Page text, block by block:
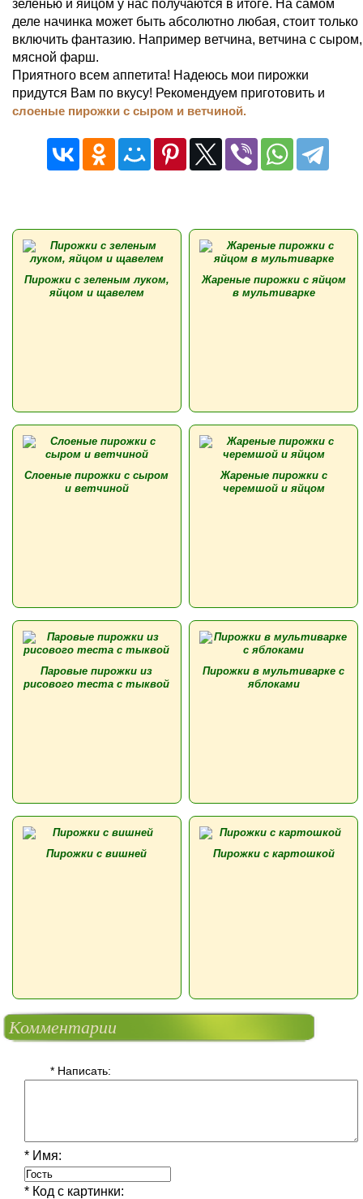
зеленью и яйцом у нас получаются в итоге. На самом
деле начинка может быть абсолютно любая, стоит только
включить фантазию. Например ветчина, ветчина с сыром,
мясной фарш.
Приятного всем аппетита! Надеюсь мои пирожки
придутся Вам по вкусу! Рекомендуем приготовить и
слоеные пирожки с сыром и ветчиной.
Пирожки с зеленым луком,
яйцом и щавелем
Жареные пирожки с яйцом
в мультиварке
Слоеные пирожки с сыром
и ветчиной
Жареные пирожки с
черемшой и яйцом
Паровые пирожки из
рисового теста с тыквой
Пирожки в мультиварке с
яблоками
Пирожки с вишней Пирожки с картошкой
Комментарии
* Написать:
* Имя:
* Код с картинки: